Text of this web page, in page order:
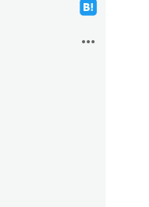
more_horiz